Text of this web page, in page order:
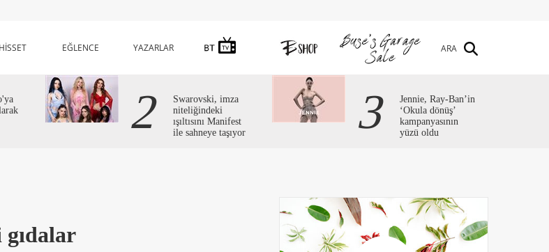
EĞLENCE YAZARLAR ARA
2
Swarovski, imza
niteliğindeki
ışıltısını Manifest
ile sahneye taşıyor
3
Jennie, Ray-Ban’in
‘Okula dönüş’
kampanyasının
yüzü oldu